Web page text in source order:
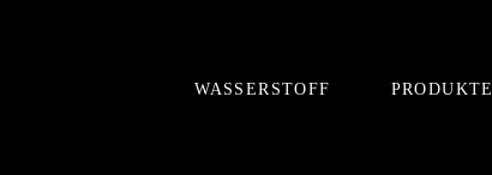
WASSERSTOFF PRODUKTE